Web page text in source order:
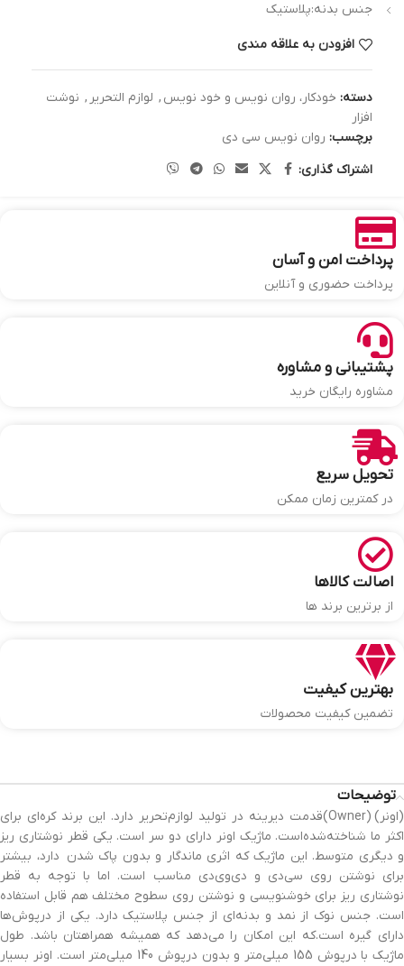
جنس بدنه:پلاستیک
افزودن به علاقه مندی
دسته: خودکار، روان نویس و خود نویس , لوازم التحریر , نوشت
افزار
برچسب: روان نویس سی دی
اشتراک گذاری:
پرداخت امن و آسان
پرداخت حضوری و آنلاین
پشتیبانی و مشاوره
مشاوره رایگان خرید
تحویل سریع
در کمترین زمان ممکن
اصالت کالاها
از برترین برند ها
بهترین کیفیت
تضمین کیفیت محصولات
توضیحات
(اونر) (Owner)قدمت دیرینه در تولید لوازم‌تحریر دارد. این برند کره‌ای برای
اکثر ما شناخته‌شده‌است. ماژیک اونر دارای دو سر است. یکی قطر نوشتاری ریز
و دیگری متوسط. این ماژیک که اثری ماندگار و بدون پاک شدن دارد، بیشتر
برای نوشتن روی سی‌دی و دی‌وی‌دی مناسب است. اما با توجه به قطر
نوشتاری ریز برای خوشنویسی و نوشتن روی سطوح مختلف هم قابل استفاده
است. جنس نوک از نمد و بدنه‌ای از جنس پلاستیک دارد. یکی از درپوش‌ها
دارای گیره است.که این امکان را می‌دهد که همیشه همراهتان باشد. طول
ماژیک با درپوش 155 میلی‌متر و بدون درپوش 140 میلی‌متر است. اونر بسیار